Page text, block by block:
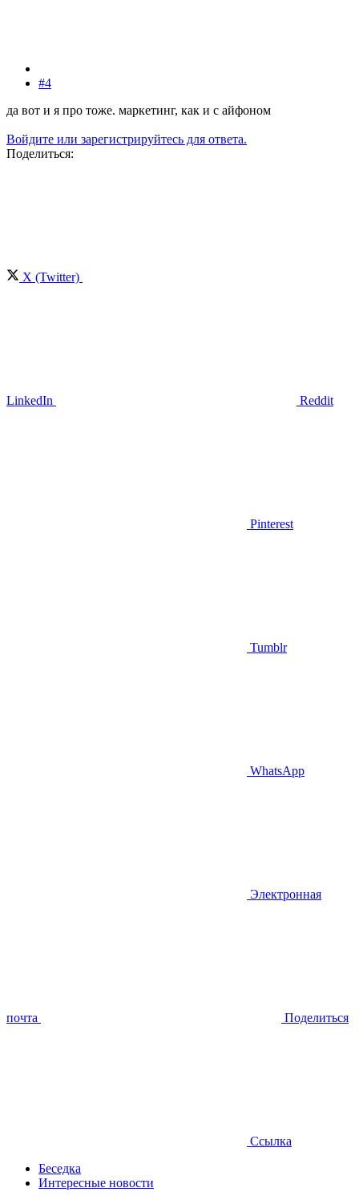
#4
да вот и я про тоже. маркетинг, как и с айфоном
Войдите или зарегистрируйтесь для ответа.
Поделиться:
X (Twitter)
LinkedIn Reddit
Pinterest
Tumblr
WhatsApp
Электронная
почта Поделиться
Ссылка
Беседка
Интересные новости